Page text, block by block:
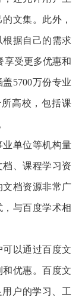
文集。此外，
据自己的需求
享受更多优惠和
5700万份专业
高校，包括课
单位等机构量
、课程学习资
档资源非常广
与百度学术相
以通过百度文
优惠。百度文
户的学习、工